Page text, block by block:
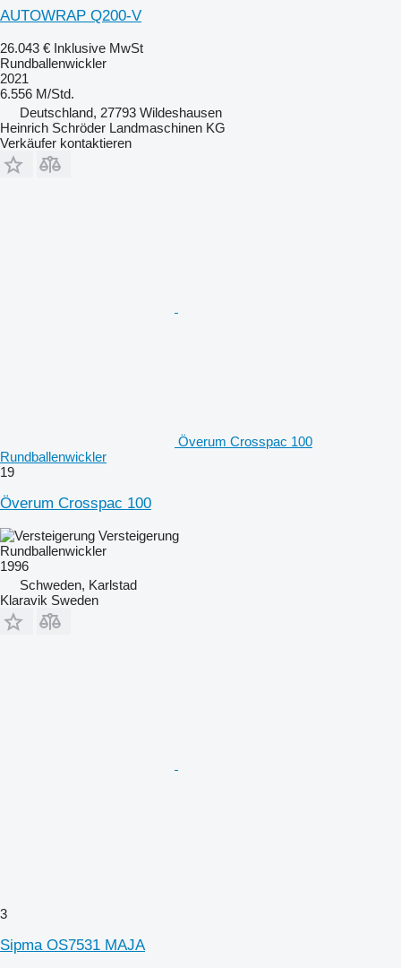
AUTOWRAP Q200-V
26.043 € Inklusive MwSt
Rundballenwickler
2021
6.556 M/Std.
Deutschland, 27793 Wildeshausen
Heinrich Schröder Landmaschinen KG
Verkäufer kontaktieren
Överum Crosspac 100
Rundballenwickler
19
Överum Crosspac 100
Versteigerung
Rundballenwickler
1996
Schweden, Karlstad
Klaravik Sweden
3
Sipma OS7531 MAJA